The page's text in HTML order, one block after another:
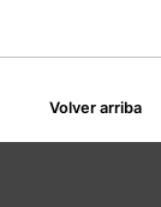
Volver arriba